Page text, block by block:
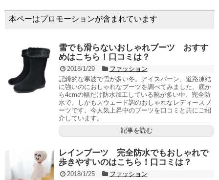
本ペーはプロモーションが含まれています
雪でも滑らないおしゃれブーツ おすす
めはこちら！口コミは？
2018/1/29
ファッション
記録的な寒波で雪が多い冬。アイスバーン、道路凍結
に強いのにおしゃれなブーツを調べてみました。底か
ら4cmの幅だけ防水加工している靴が多い中、完全防
水で、しかもスウェード調のおしゃれなレディースブ
ーツです。今人気上昇中のブーツを口コミと共にご紹
介しています。
記事を読む
レインブーツ 完全防水でもおしゃれで
歩きやすいのはこちら！口コミは？
2018/1/25
ファッション